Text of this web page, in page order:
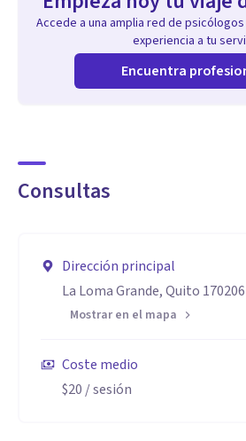
Accede a una amplia red de
experiencia a tu
Encuentra
Consultas
Dirección principal
La Loma Grande, Quito 170206
Mostrar en el mapa
Coste medio
$20 / sesión